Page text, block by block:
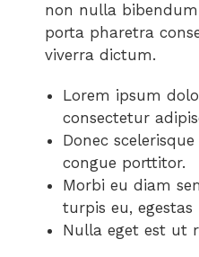
non nulla bibendum
porta pharetra
viverra dictum.
Lorem ipsum
consectetur
Donec
congue porttitor.
Morbi eu diam
turpis eu, egestas
Nulla eget est ut